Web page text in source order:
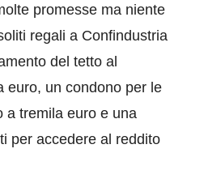
promesse ma niente
regali a Confindustria
del tetto al
euro, un condono per le
a tremila euro e una
per accedere al reddito